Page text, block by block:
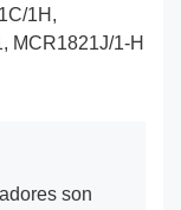
1H,
MCR1821J/1-H
son